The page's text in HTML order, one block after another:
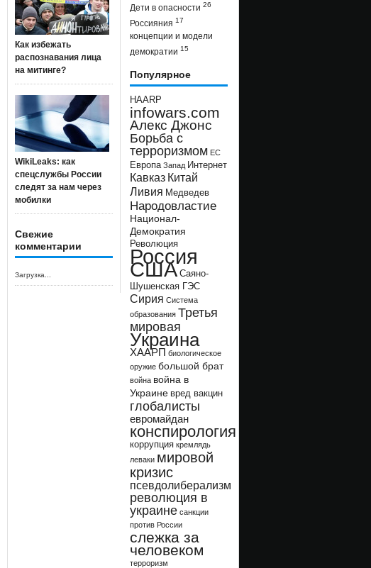
Как избежать
распознавания лица
на митинге?
WikiLeaks: как
спецслужбы России
следят за нам через
мобилки
Свежие
комментарии
Загрузка...
Дети в опасности 26
Россияния 17
концепции и модели
демократии 15
Популярное
HAARP
infowars.com
Алекс Джонс
Борьба с
терроризмом ЕС
Европа Запад Интернет
Кавказ Китай
Ливия Медведев
Народовластие
Национал-
Демократия
Революция
Россия
США Саяно-
Шушенская ГЭС
Сирия Система
образования Третья
мировая
Украина
ХААРП биологическое
оружие большой брат
война война в
Украине вред вакцин
глобалисты
евромайдан
конспирология
коррупция кремлядь
леваки мировой
кризис
псевдолиберализм
революция в
украине санкции
против России
слежка за
человеком
терроризм